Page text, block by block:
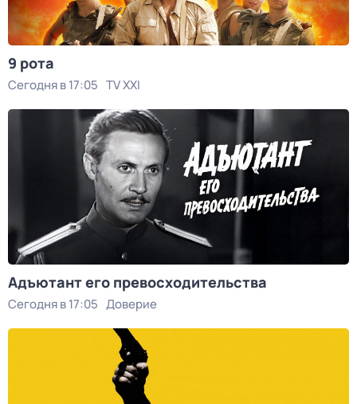
9 рота
Сегодня в 17:05 TV XXI
Адъютант его превосходительства
Сегодня в 17:05 Доверие